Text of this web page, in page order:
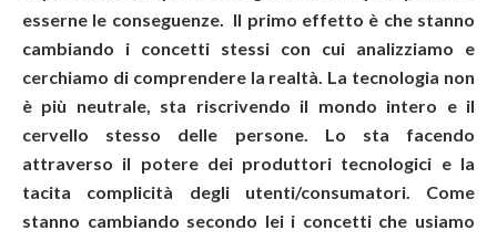
esserne le conseguenze. Il primo effetto è che stanno
cambiando i concetti stessi con cui analizziamo e
cerchiamo di comprendere la realtà. La tecnologia non
è più neutrale, sta riscrivendo il mondo intero e il
cervello stesso delle persone. Lo sta facendo
attraverso il potere dei produttori tecnologici e la
tacita complicità degli utenti/consumatori. Come
stanno cambiando secondo lei i concetti che usiamo